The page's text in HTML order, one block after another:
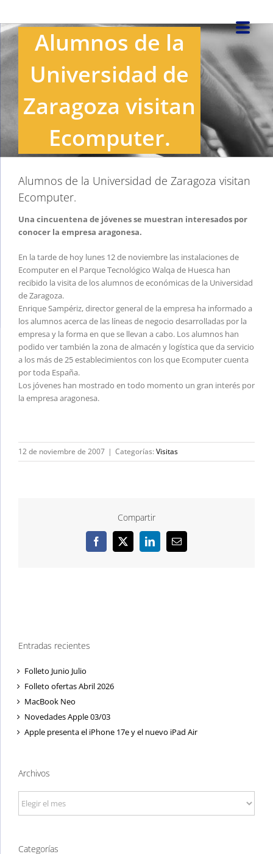
al
contenidoAlumnos de la
Universidad de
Zaragoza visitan
Ecomputer.
Alumnos de la Universidad de Zaragoza visitan
Ecomputer.
Una cincuentena de jóvenes se muestran interesados por
conocer la empresa aragonesa.
En la tarde de hoy lunes 12 de noviembre las instalaciones de
Ecomputer en el Parque Tecnológico Walqa de Huesca han
recibido la visita de los alumnos de económicas de la Universidad
de Zaragoza.
Enrique Sampériz, director general de la empresa ha informado a
los alumnos acerca de las líneas de negocio desarrolladas por la
empresa y la forma en que se llevan a cabo. Los alumnos han
podido ver también la zona de almacén y logística que da servicio
a los más de 25 establecimientos con los que Ecomputer cuenta
por toda España.
Los jóvenes han mostrado en todo momento un gran interés por
la empresa aragonesa.
12 de noviembre de 2007 | Categorías: Visitas
Compartir
Facebook
X LinkedInCorreo
electrónico
Entradas recientes
Folleto Junio Julio
Folleto ofertas Abril 2026
MacBook Neo
Novedades Apple 03/03
Apple presenta el iPhone 17e y el nuevo iPad Air
Archivos
Archivos
Categorías